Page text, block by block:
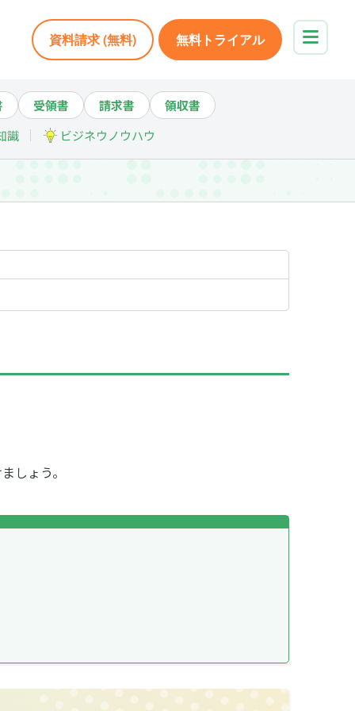
資料請求 (無料) 無料トライアル
受領書 請求書
領収書
識
ビジネウノウハウ
しょう。